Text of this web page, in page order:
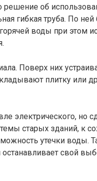
об
гибкая труба. По ней
воды при этом
Поверх них
плитку или
электрического, но
старых зданий, к
утечки воды.
свой